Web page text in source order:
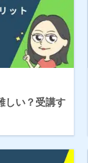
しい？受講す